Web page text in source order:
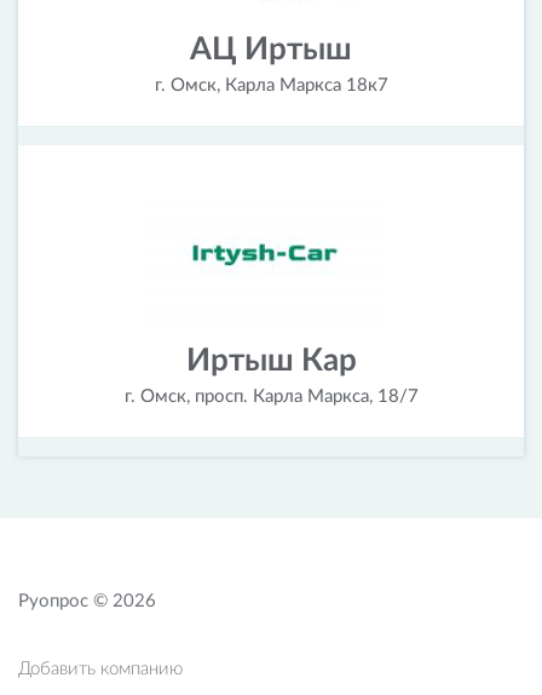
АЦ Иртыш
г. Омск, Карла Маркса 18к7
Иртыш Кар
г. Омск, просп. Карла Маркса, 18/7
Руопрос © 2026
Добавить компанию